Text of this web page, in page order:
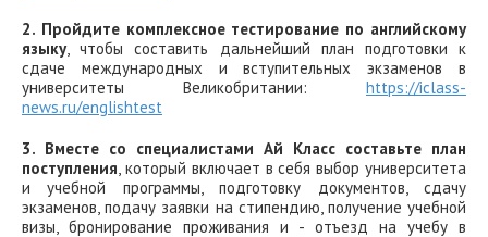
2. Пройдите комплексное тестирование по английскому
языку, чтобы составить дальнейший план подготовки к
сдаче международных и вступительных экзаменов в
университеты Великобритании: https://iclass-
news.ru/englishtest
3. Вместе со специалистами Ай Класс составьте план
поступления, который включает в себя выбор университета
и учебной программы, подготовку документов, сдачу
экзаменов, подачу заявки на стипендию, получение учебной
визы, бронирование проживания и - отъезд на учебу в